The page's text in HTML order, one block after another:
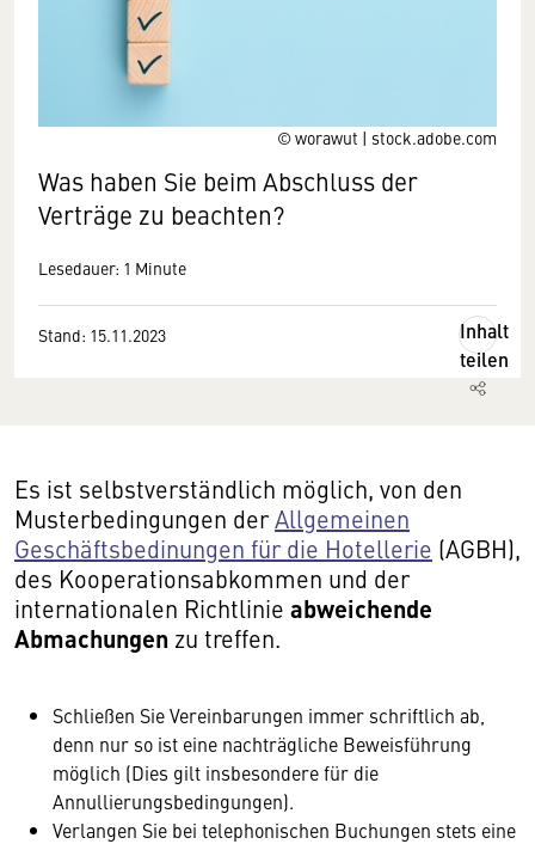
© worawut | stock.adobe.com
Was haben Sie beim Abschluss der
Verträge zu beachten?
Lesedauer: 1 Minute
Stand: 15.11.2023
Inhalt
teilen
Es ist selbstverständlich möglich, von den
Musterbedingungen derAllgemeinen
Geschäftsbedinungen für die Hotellerie (AGBH),
des Kooperationsabkommen und der
internationalen Richtlinie abweichende
Abmachungen zu treffen.
Schließen Sie Vereinbarungen immer schriftlich ab,
denn nur so ist eine nachträgliche Beweisführung
möglich (Dies gilt insbesondere für die
Annullierungsbedingungen).
Verlangen Sie bei telephonischen Buchungen stets eine